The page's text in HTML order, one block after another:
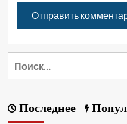
Последнее